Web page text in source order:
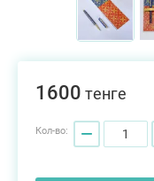
1600 тенге
Кол-во: −